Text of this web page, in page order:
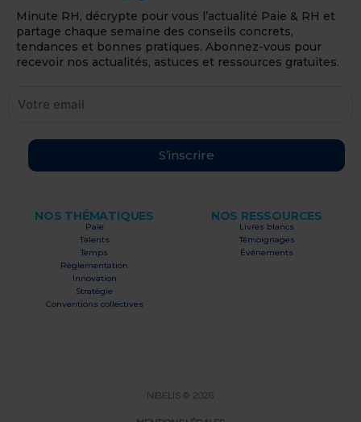
Minute RH, décrypte pour vous l’actualité Paie & RH et
partage chaque semaine des conseils concrets,
tendances et bonnes pratiques. Abonnez-vous pour
recevoir nos actualités, astuces et ressources gratuites.
S’inscrire
NOS THÉMATIQUES
Paie
Talents
Temps
Règlementation
Innovation
Stratégie
Conventions collectives
NOS RESSOURCES
Livres blancs
Témoignages
Événements
NIBELIS © 2026